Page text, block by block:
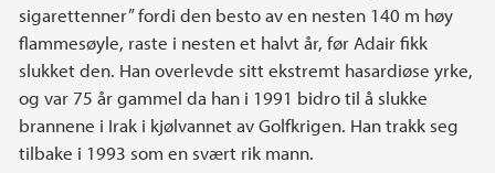
sigarettenner” fordi den besto av en nesten 140 m høy
flammesøyle, raste i nesten et halvt år, før Adair fikk
slukket den. Han overlevde sitt ekstremt hasardiøse yrke,
og var 75 år gammel da han i 1991 bidro til å slukke
brannene i Irak i kjølvannet av Golfkrigen. Han trakk seg
tilbake i 1993 som en svært rik mann.